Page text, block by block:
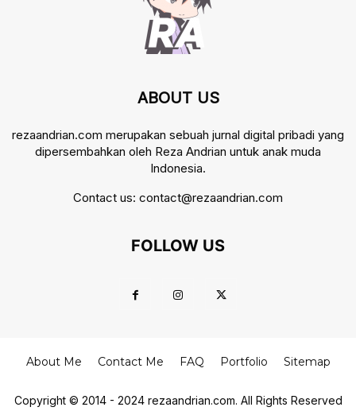
ABOUT US
rezaandrian.com merupakan sebuah jurnal digital pribadi yang
dipersembahkan oleh Reza Andrian untuk anak muda
Indonesia.
Contact us: contact@rezaandrian.com
FOLLOW US
About Me Contact Me FAQ Portfolio Sitemap
Copyright © 2014 - 2024 rezaandrian.com. All Rights Reserved